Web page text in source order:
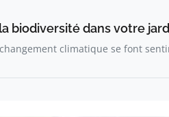
biodiversité dans votre
climatique se font